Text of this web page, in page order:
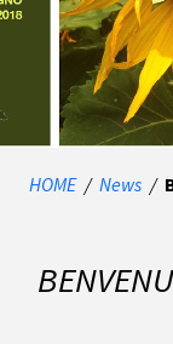
HOME / News /